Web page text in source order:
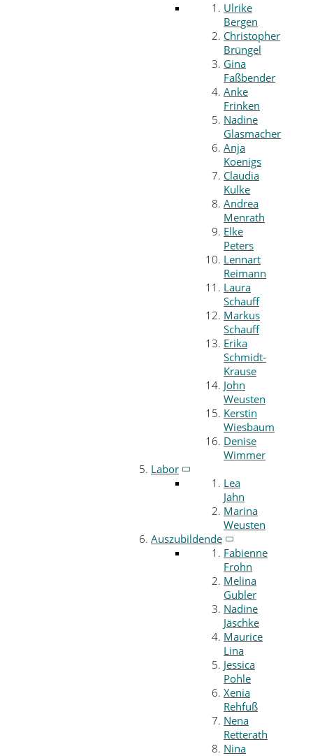
Ulrike
Bergen
Christopher
Brüngel
Gina
Faßbender
Anke
Frinken
Nadine
Glasmacher
Anja
Koenigs
Claudia
Kulke
Andrea
Menrath
Elke
Peters
Lennart
Reimann
Laura
Schauff
Markus
Schauff
Erika
Schmidt-
Krause
John
Weusten
Kerstin
Wiesbaum
Denise
Wimmer
Labor
Lea
Jahn
Marina
Weusten
Auszubildende
Fabienne
Frohn
Melina
Gubler
Nadine
Jäschke
Maurice
Lina
Jessica
Pohle
Xenia
Rehfuß
Nena
Retterath
Nina